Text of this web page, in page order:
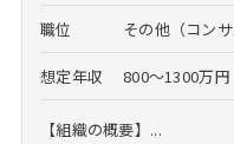
職位 その他（コン
想定年収 800～1300万
【組織の概要】...